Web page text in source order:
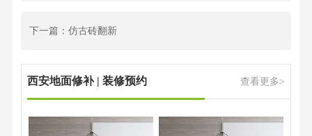
下一篇：仿古砖翻新
西安地面修补 | 装修预约 查看更多>